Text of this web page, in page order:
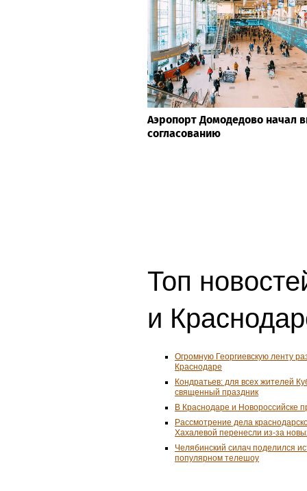
Аэропорт Домодедово начал
согласованию
Топ
и
Огромную Георгиевскую ленту
Краснодаре
Кондратьев: для всех жителей
священный праздник
В Краснодаре и Новороссийске
Рассмотрение дела
Хахалевой перенесли из-за
Челябинский силач поделился
популярном телешоу